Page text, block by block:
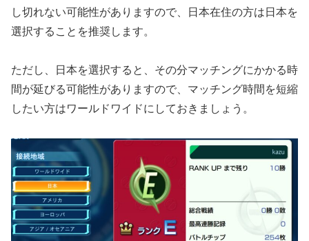
し切れない可能性がありますので、日本在住の方は日本を
選択することを推奨します。
ただし、日本を選択すると、その分マッチングにかかる時
間が延びる可能性がありますので、マッチング時間を短縮
したい方はワールドワイドにしておきましょう。